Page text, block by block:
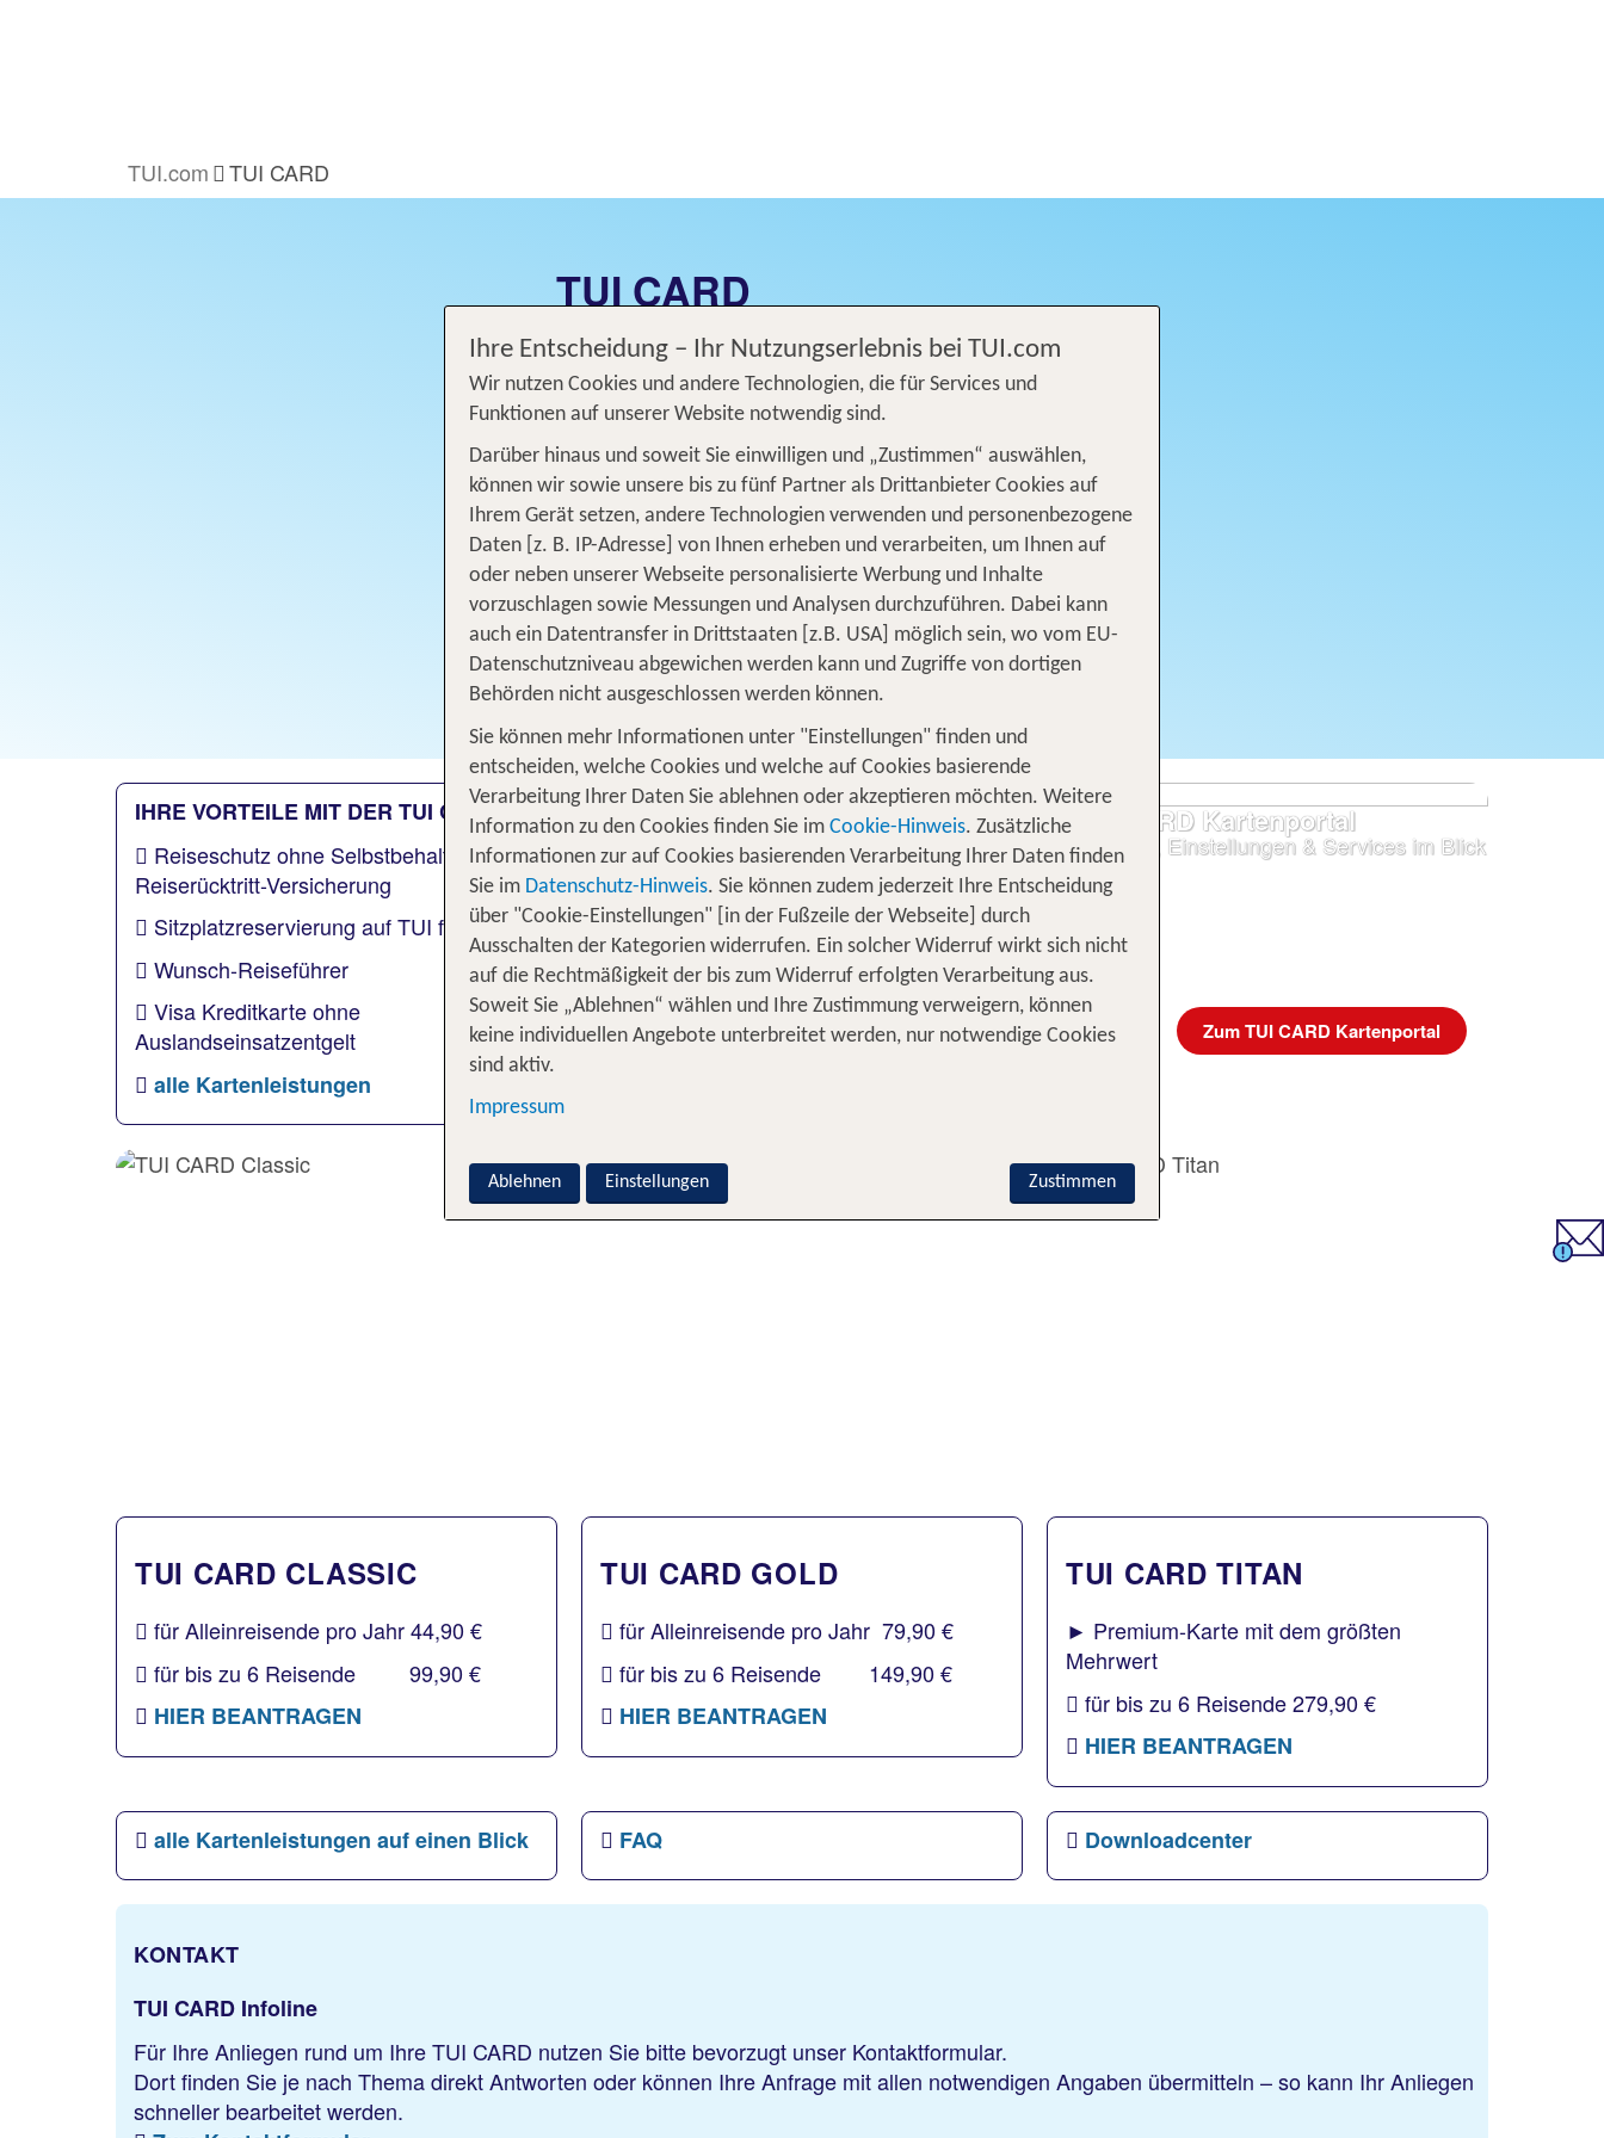
TUI.com TUI CARD
TUI CARD
Jetzt beantragen und Vorteile sichern!
IHRE VORTEILE MIT DER TUI CARD
Reiseschutz ohne Selbstbehalt inklusive
Reiserücktritt-Versicherung
Sitzplatzreservierung auf TUI fly Flügen
Wunsch-Reiseführer
Visa Kreditkarte ohne
Auslandseinsatzentgelt
alle Kartenleistungen
Jetzt beantragen
TUI CARD Kartenportal
Umsätze, Einstellungen & Services im Blick
Zum TUI CARD Kartenportal
TUI CARD CLASSIC
für Alleinreisende pro Jahr 44,90 €
für bis zu 6 Reisende 99,90 €
HIER BEANTRAGEN
TUI CARD GOLD
für Alleinreisende pro Jahr 79,90 €
für bis zu 6 Reisende 149,90 €
HIER BEANTRAGEN
TUI CARD TITAN
► Premium-Karte mit dem größten
Mehrwert
für bis zu 6 Reisende 279,90 €
HIER BEANTRAGEN
alle Kartenleistungen auf einen Blick FAQ Downloadcenter
KONTAKT
TUI CARD Infoline
Für Ihre Anliegen rund um Ihre TUI CARD nutzen Sie bitte bevorzugt unser Kontaktformular.
Dort finden Sie je nach Thema direkt Antworten oder können Ihre Anfrage mit allen notwendigen Angaben übermitteln – so kann Ihr Anliegen
schneller bearbeitet werden.
Ihre Entscheidung – Ihr Nutzungserlebnis bei TUI.com
Wir nutzen Cookies und andere Technologien, die für Services und
Funktionen auf unserer Website notwendig sind.
Darüber hinaus und soweit Sie einwilligen und „Zustimmen“ auswählen,
können wir sowie unsere bis zu fünf Partner als Drittanbieter Cookies auf
Ihrem Gerät setzen, andere Technologien verwenden und personenbezogene
Daten [z. B. IP-Adresse] von Ihnen erheben und verarbeiten, um Ihnen auf
oder neben unserer Webseite personalisierte Werbung und Inhalte
vorzuschlagen sowie Messungen und Analysen durchzuführen. Dabei kann
auch ein Datentransfer in Drittstaaten [z.B. USA] möglich sein, wo vom EU-
Datenschutzniveau abgewichen werden kann und Zugriffe von dortigen
Behörden nicht ausgeschlossen werden können.
Sie können mehr Informationen unter "Einstellungen" finden und
entscheiden, welche Cookies und welche auf Cookies basierende
Verarbeitung Ihrer Daten Sie ablehnen oder akzeptieren möchten. Weitere
Information zu den Cookies finden Sie im Cookie-Hinweis. Zusätzliche
Informationen zur auf Cookies basierenden Verarbeitung Ihrer Daten finden
Sie im Datenschutz-Hinweis. Sie können zudem jederzeit Ihre Entscheidung
über "Cookie-Einstellungen" [in der Fußzeile der Webseite] durch
Ausschalten der Kategorien widerrufen. Ein solcher Widerruf wirkt sich nicht
auf die Rechtmäßigkeit der bis zum Widerruf erfolgten Verarbeitung aus.
Soweit Sie „Ablehnen“ wählen und Ihre Zustimmung verweigern, können
keine individuellen Angebote unterbreitet werden, nur notwendige Cookies
sind aktiv.
Impressum
Zustimmen
Ablehnen Einstellungen